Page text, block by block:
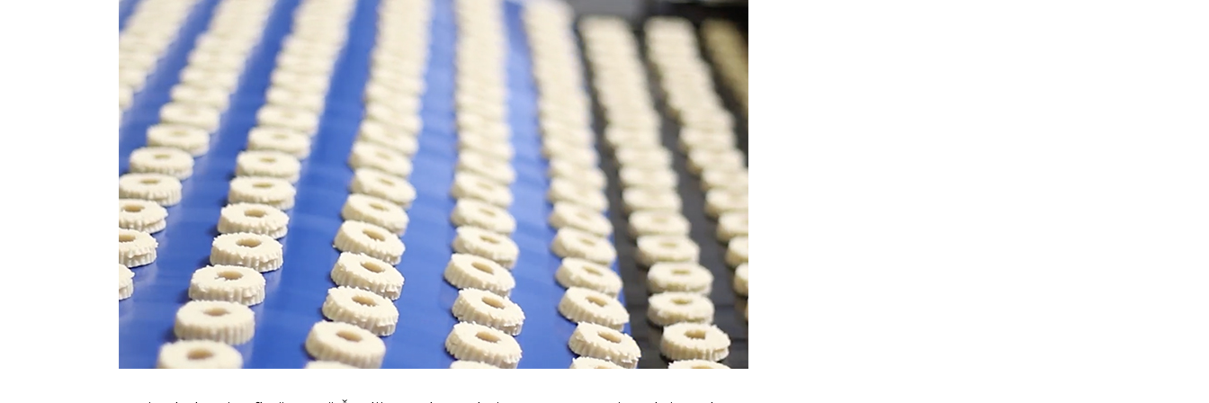
U coworking prostoru, radnici su okruženi sličnim profesionalcima, što potiče
produktivnost i radnu atmosferu koju je teško postići u kućnom okruženju.
Dodatna prednost coworkinga je umrežavanje i stvaranje novih poslovnih veza.
Rad u zajedničkom prostoru omogućava razmjenu ideja, kontakata i suradnji,
čime coworking prostor postaje inkubator novih poslovnih inicijativa.
Također, prisutnost digitalnih nomada u coworking prostorima doprinosi
raznolikosti i širenju znanja, što obogaćuje lokalnu zajednicu i otvara vrata novim
projektima.
Potencijal za Čapljinu